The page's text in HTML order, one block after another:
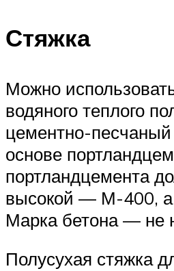
Стяжка
Можно
водяного теплого
цементно-песчаный
основе
портландцемента
высокой — М-400,
Марка бетона — не
Полусухая стяжка